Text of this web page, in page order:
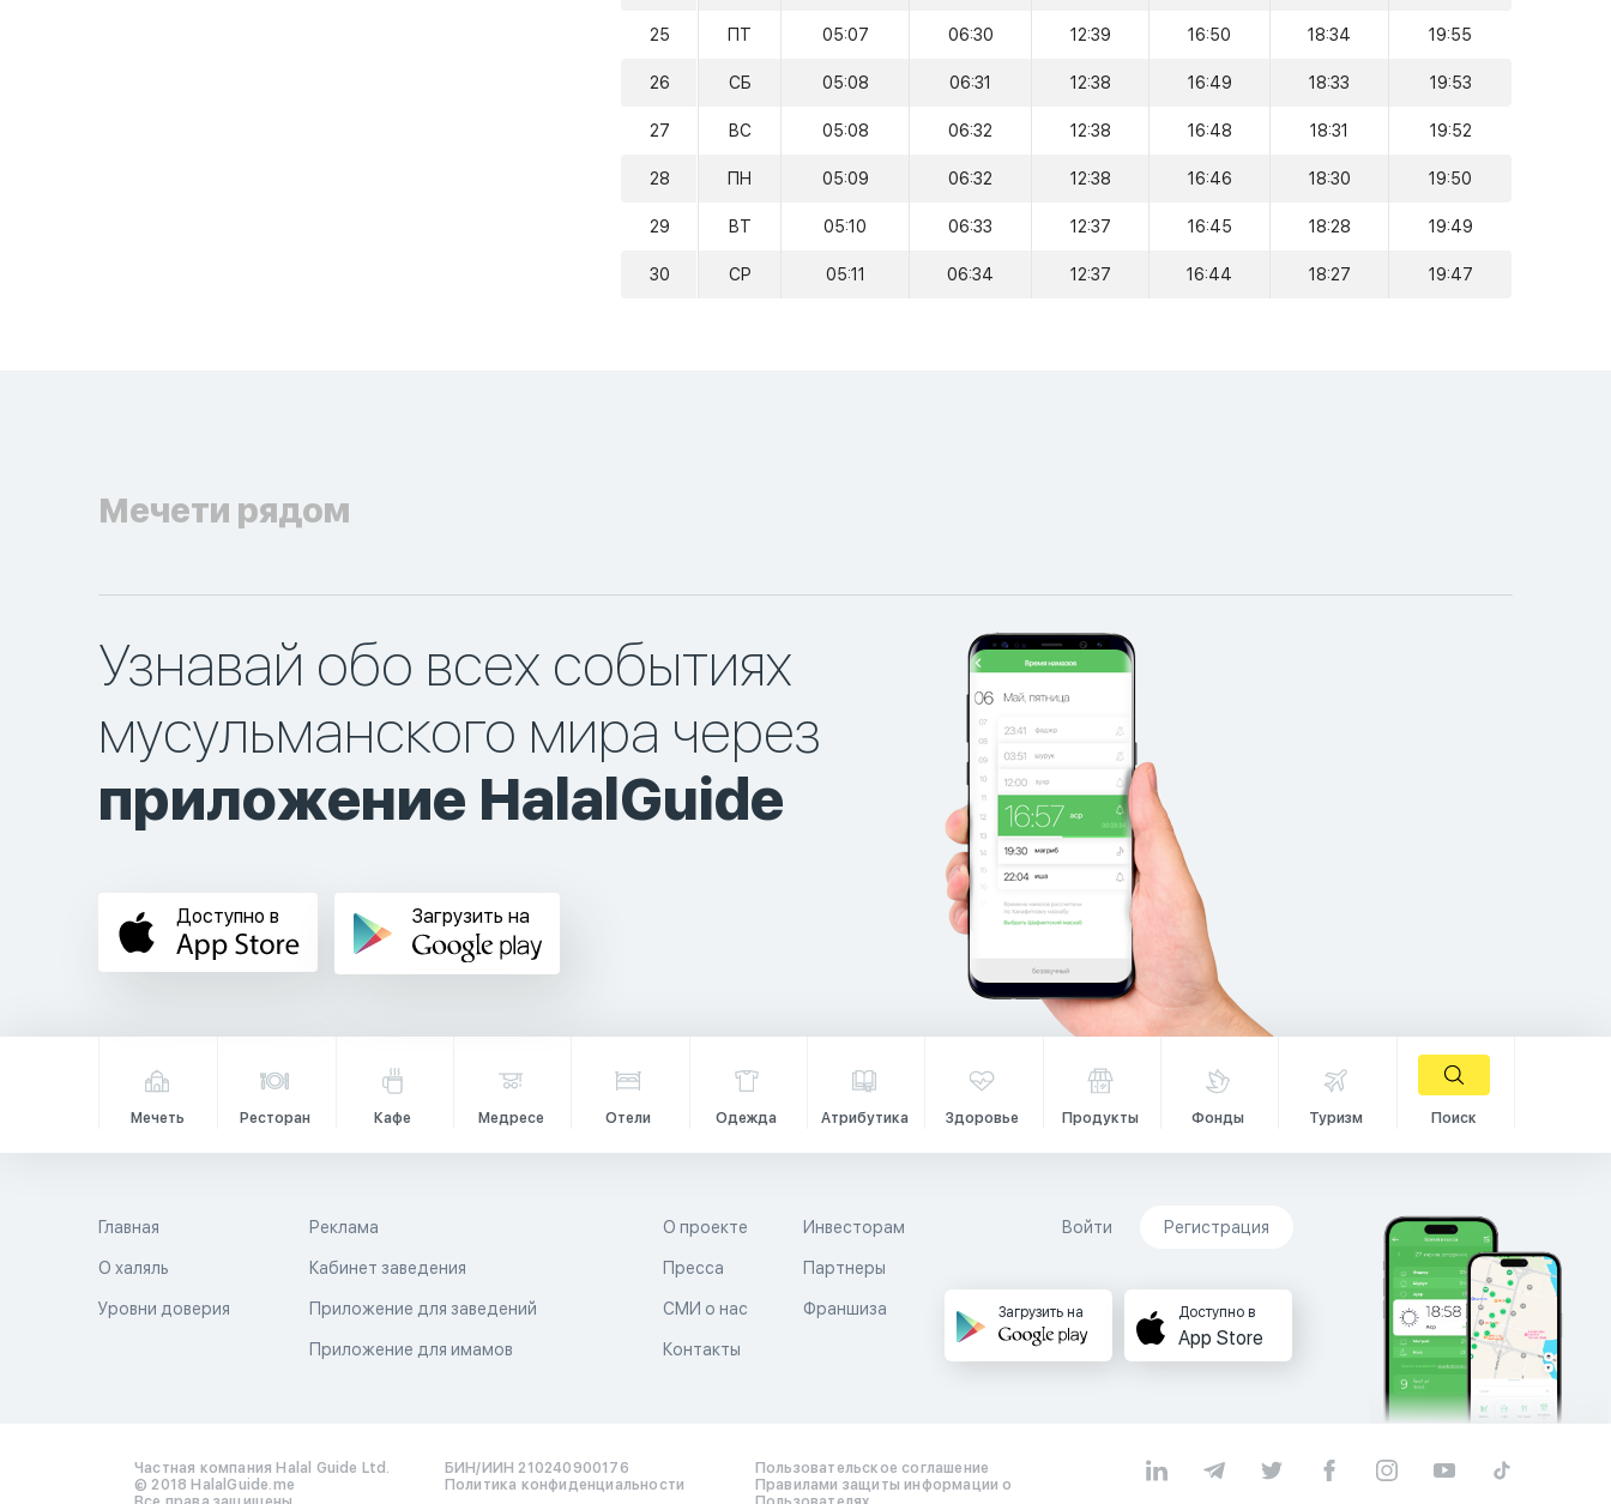
25 ПТ 05:07 06:30 12:39 16:50 18:34 19:55
26 СБ 05:08 06:31 12:38 16:49 18:33 19:53
27 ВС 05:08 06:32 12:38 16:48 18:31 19:52
28 ПН 05:09 06:32 12:38 16:46 18:30 19:50
29 ВТ 05:10 06:33 12:37 16:45 18:28 19:49
30 СР 05:11 06:34 12:37 16:44 18:27 19:47
Мечети рядом
Узнавай обо всех событиях
мусульманского мира через
приложение HalalGuide
Доступно в Загрузить на
Мечеть Ресторан Кафе Медресе Отели Одежда Атрибутика Здоровье Продукты Фонды Туризм Поиск
Главная
О халяль
Уровни доверия
Реклама
Кабинет заведения
Приложение для заведений
Приложение для имамов
О проекте
Пресса
СМИ о нас
Контакты
Инвесторам
Партнеры
Франшиза
Войти Регистрация
Загрузить на Доступно в
App Store
Частная компания Halal Guide Ltd.
© 2018 HalalGuide.me
БИН/ИИН 210240900176
Политика конфиденциальности
Пользовательское соглашение
Правилами защиты информации о